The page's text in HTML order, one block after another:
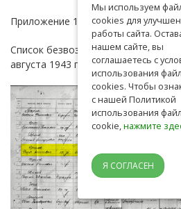
Приложение 1
Список безвозвратных потерь 275
августа 1943 г.
Мы используем
cookies для
работы сайта.
нашем сайте, вы
соглашаетесь с
использования
cookies. Чтобы
с нашей Политикой
использования
cookie,нажмите
Я СОГЛАСЕН